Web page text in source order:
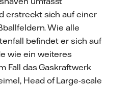
erstreckt sich auf einer
Wie alle
befindet er sich auf
wie ein weiteres
Fall das Gaskraftwerk
Head of Large-scale